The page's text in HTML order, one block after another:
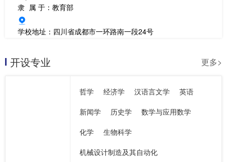
隶 属 于：教育部
学校地址：四川省成都市一环路南一段24号
开设专业 更多>
哲学 经济学 汉语言文学
英语
新闻学
历史学
数学与应用数学
化学
生物科学
机械设计制造及其自动化